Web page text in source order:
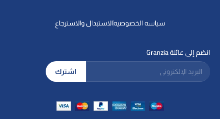
سياسه الخصوصيهالاستبدال والاسترجاع
انضم إلى عائلة Granzia
اشترك
البريد الإلكتروني